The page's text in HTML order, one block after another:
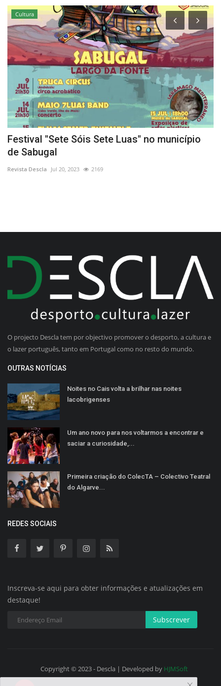
Cultura
Festival "Sete Sóis Sete Luas" no município
de Sabugal
Revista Descla Jul 20, 2023 2169
O projecto Descla tem por objectivo promover o desporto, a cultura e
o lazer português, tanto em Portugal como no resto do mundo.
OUTRAS NOTÍCIAS
Noites no Cais volta a brilhar nas noites
lacobrigenses
Um ano novo para nos voltarmos a encontrar e
saciar a curiosidade,...
Primeira criação do ColecTA – Colectivo Teatral
do Algarve...
REDES SOCIAIS
Inscreva-se aqui para obter informações e atualizações em
destaque!
Subscrever
Copyright © 2023 - Descla | Developed by HJMSoft